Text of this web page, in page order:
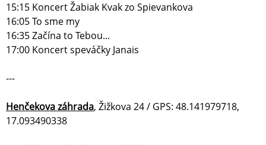
15:15 Koncert Žabiak Kvak zo Spievankova
16:05 To sme my
16:35 Začína to Tebou...
17:00 Koncert speváčky Janais
---
Henčekova záhrada, Žižkova 24 / GPS: 48.141979718,
17.093490338